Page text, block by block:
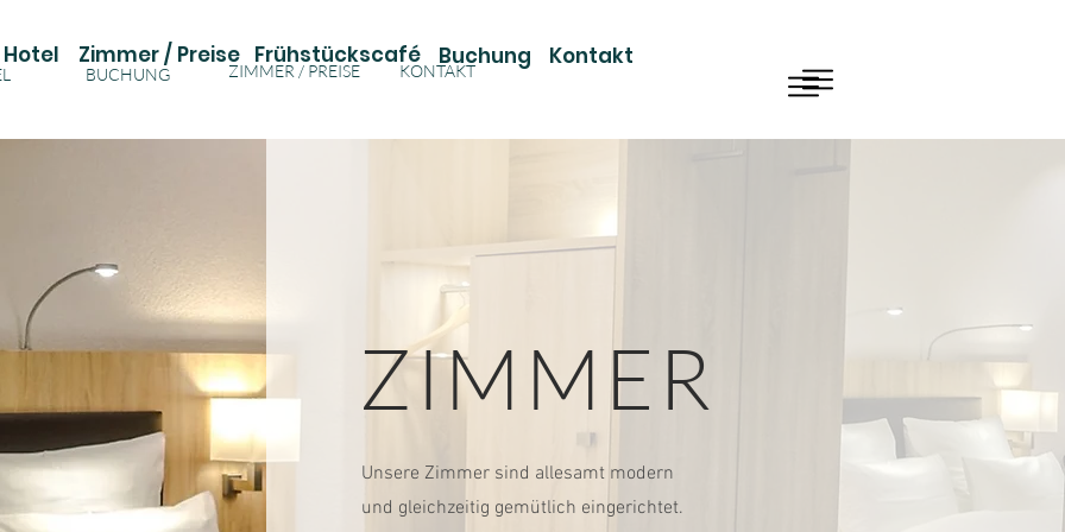
Hotel Zimmer / Preise Frühstückscafé Buchung Kontakt
BUCHUNG ZIMMER / PREISE KONTAKT
ZIMMER
Unsere Zimmer sind allesamt modern
und gleichzeitig gemütlich eingerichtet.